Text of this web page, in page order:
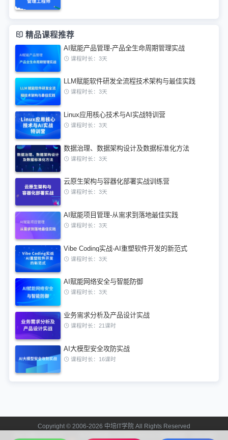
精品课程推荐
AI赋能产品管理-产品全生命周期管理实战
课程时长：3天
LLM赋能软件研发全流程技术架构与最佳实践
课程时长：3天
Linux应用核心技术与AI实战特训营
课程时长：3天
数据治理、数据架构设计及数据标准化方法
课程时长：3天
云原生架构与容器化部署实战训练营
课程时长：3天
AI赋能项目管理-从需求到落地最佳实践
课程时长：3天
Vibe Coding实战-AI重塑软件开发的新范式
课程时长：3天
AI赋能网络安全与智能防御
课程时长：3天
业务需求分析及产品设计实战
课程时长：21课时
AI大模型安全攻防实战
课程时长：16课时
Copyright © 2006-2026 中培IT学院 All Rights Reserved